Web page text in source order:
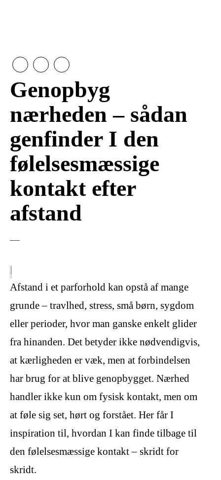
Genopbyg
nærheden – sådan
genfinder I den
følelsesmæssige
kontakt efter
afstand
Afstand i et parforhold kan opstå af mange
grunde – travlhed, stress, små børn, sygdom
eller perioder, hvor man ganske enkelt glider
fra hinanden. Det betyder ikke nødvendigvis,
at kærligheden er væk, men at forbindelsen
har brug for at blive genopbygget. Nærhed
handler ikke kun om fysisk kontakt, men om
at føle sig set, hørt og forstået. Her får I
inspiration til, hvordan I kan finde tilbage til
den følelsesmæssige kontakt – skridt for
skridt.